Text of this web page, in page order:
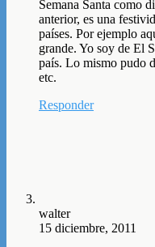
Semana Santa como
anterior, es una
países. Por ejemplo
grande. Yo soy de El
país. Lo mismo pudo
etc.
Responder
walter
15 diciembre, 2011